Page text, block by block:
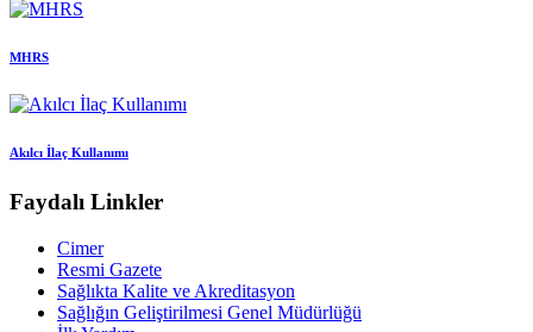
MHRS
Akılcı İlaç Kullanımı
Faydalı Linkler
Cimer
Resmi Gazete
Sağlıkta Kalite ve Akreditasyon
Sağlığın Geliştirilmesi Genel Müdürlüğü